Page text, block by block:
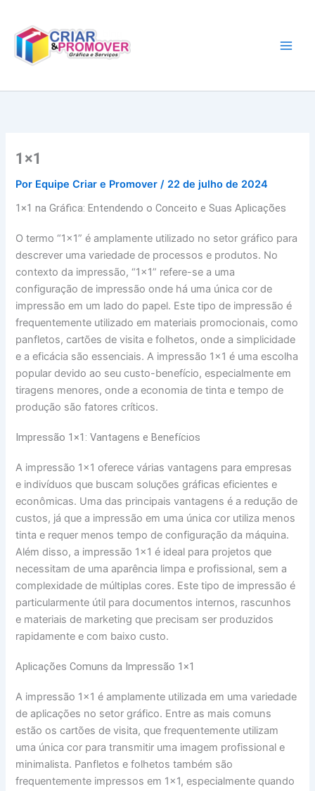
conteúdo
1×1
Por Equipe Criar e Promover/ 22 de julho de 2024
1×1 na Gráfica: Entendendo o Conceito e Suas Aplicações
O termo “1×1” é amplamente utilizado no setor gráfico para
descrever uma variedade de processos e produtos. No
contexto da impressão, “1×1” refere-se a uma
configuração de impressão onde há uma única cor de
impressão em um lado do papel. Este tipo de impressão é
frequentemente utilizado em materiais promocionais, como
panfletos, cartões de visita e folhetos, onde a simplicidade
e a eficácia são essenciais. A impressão 1×1 é uma escolha
popular devido ao seu custo-benefício, especialmente em
tiragens menores, onde a economia de tinta e tempo de
produção são fatores críticos.
Impressão 1×1: Vantagens e Benefícios
A impressão 1×1 oferece várias vantagens para empresas
e indivíduos que buscam soluções gráficas eficientes e
econômicas. Uma das principais vantagens é a redução de
custos, já que a impressão em uma única cor utiliza menos
tinta e requer menos tempo de configuração da máquina.
Além disso, a impressão 1×1 é ideal para projetos que
necessitam de uma aparência limpa e profissional, sem a
complexidade de múltiplas cores. Este tipo de impressão é
particularmente útil para documentos internos, rascunhos
e materiais de marketing que precisam ser produzidos
rapidamente e com baixo custo.
Aplicações Comuns da Impressão 1×1
A impressão 1×1 é amplamente utilizada em uma variedade
de aplicações no setor gráfico. Entre as mais comuns
estão os cartões de visita, que frequentemente utilizam
uma única cor para transmitir uma imagem profissional e
minimalista. Panfletos e folhetos também são
frequentemente impressos em 1×1, especialmente quando